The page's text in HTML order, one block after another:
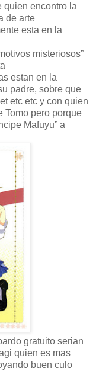
quien encontro la
de arte
esta en la
misteriosos”
estan en la
padre, sobre que
etc etc y con quien
Tomo pero porque
Mafuyu” a
gratuito serian
quien es mas
buen culo